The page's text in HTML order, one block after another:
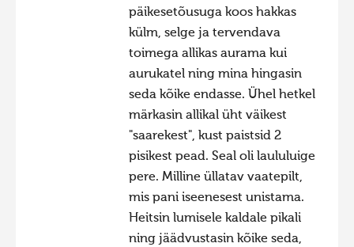
Фотоконкурс 2011
Фотоконкурс 2010
Фотоконкурс 2008
päikesetõusuga koos hakkas
külm, selge ja tervendava
toimega allikas aurama kui
aurukatel ning mina hingasin
seda kõike endasse. Ühel hetkel
märkasin allikal üht väikest
"saarekest", kust paistsid 2
pisikest pead. Seal oli laululuige
pere. Milline üllatav vaatepilt,
mis pani iseenesest unistama.
Heitsin lumisele kaldale pikali
ning jäädvustasin kõike seda,